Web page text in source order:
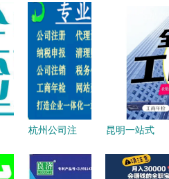
杭州公司注
攻略 江干
昆明一站式
免费代办公